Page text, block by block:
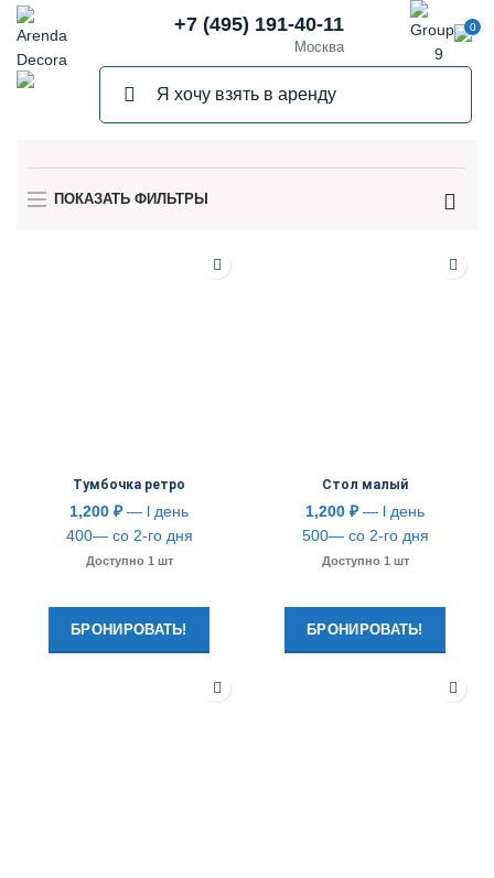
+7 (495) 191-40-11
Москва
0
ПОКАЗАТЬ ФИЛЬТРЫ
Тумбочка ретро
1,200 ₽— l день
400— со 2-го дня
Доступно 1 шт
БРОНИРОВАТЬ!
Стол малый
1,200 ₽— l день
500— со 2-го дня
Доступно 1 шт
БРОНИРОВАТЬ!